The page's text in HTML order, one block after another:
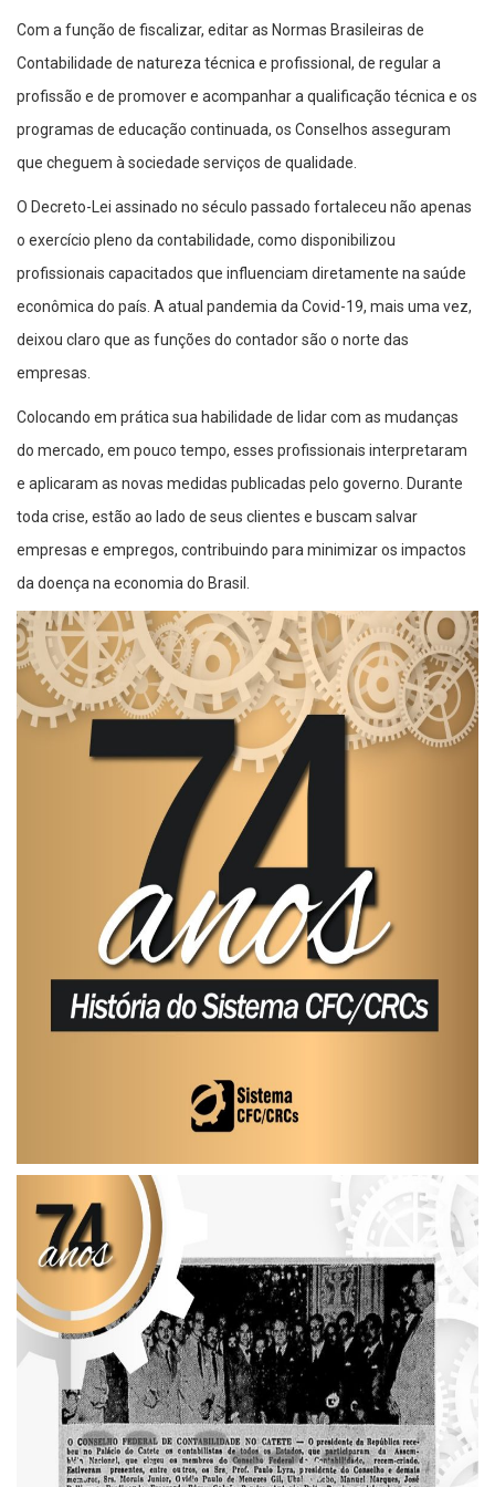
Com a função de fiscalizar, editar as Normas Brasileiras de
Contabilidade de natureza técnica e profissional, de regular a
profissão e de promover e acompanhar a qualificação técnica e os
programas de educação continuada, os Conselhos asseguram
que cheguem à sociedade serviços de qualidade.
O Decreto-Lei assinado no século passado fortaleceu não apenas
o exercício pleno da contabilidade, como disponibilizou
profissionais capacitados que influenciam diretamente na saúde
econômica do país. A atual pandemia da Covid-19, mais uma vez,
deixou claro que as funções do contador são o norte das
empresas.
Colocando em prática sua habilidade de lidar com as mudanças
do mercado, em pouco tempo, esses profissionais interpretaram
e aplicaram as novas medidas publicadas pelo governo. Durante
toda crise, estão ao lado de seus clientes e buscam salvar
empresas e empregos, contribuindo para minimizar os impactos
da doença na economia do Brasil.